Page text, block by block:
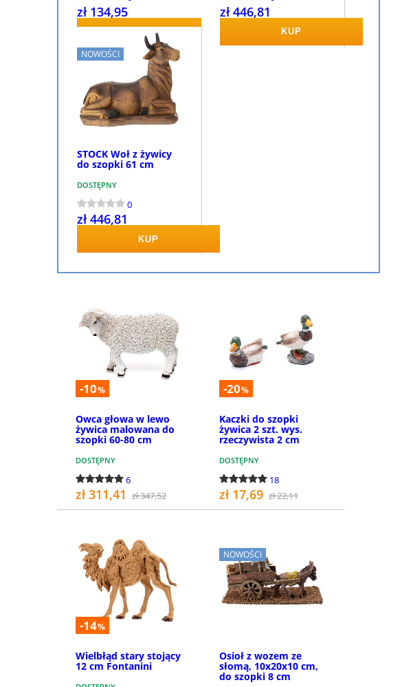
zł 134,95
KUP
zł 446,81
KUP
NOWOŚCI
STOCK Woł z żywicy
do szopki 61 cm
DOSTĘPNY
0
zł 446,81
KUP
-10%
Owca głowa w lewo
żywica malowana do
szopki 60-80 cm
DOSTĘPNY
6
zł 311,41 zł 347,52
-20%
Kaczki do szopki
żywica 2 szt. wys.
rzeczywista 2 cm
DOSTĘPNY
18
zł 17,69 zł 22,11
-14%
Wielbłąd stary stojący
12 cm Fontanini
NOWOŚCI
Osioł z wozem ze
słomą, 10x20x10 cm,
do szopki 8 cm